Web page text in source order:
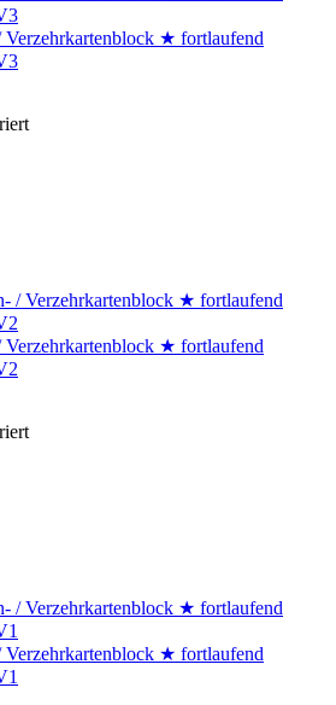
Verzehrkartenblock ★ fortlaufend
Verzehrkartenblock ★ fortlaufend
Verzehrkartenblock ★ fortlaufend